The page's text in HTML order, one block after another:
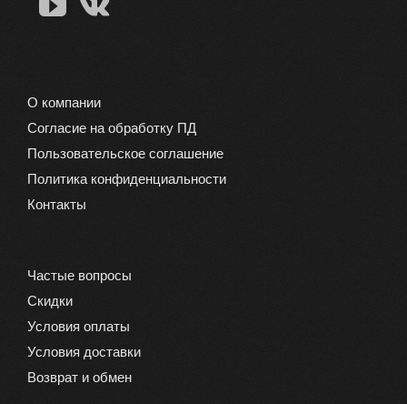
О компании
Согласие на обработку ПД
Пользовательское соглашение
Политика конфиденциальности
Контакты
Частые вопросы
Скидки
Условия оплаты
Условия доставки
Возврат и обмен